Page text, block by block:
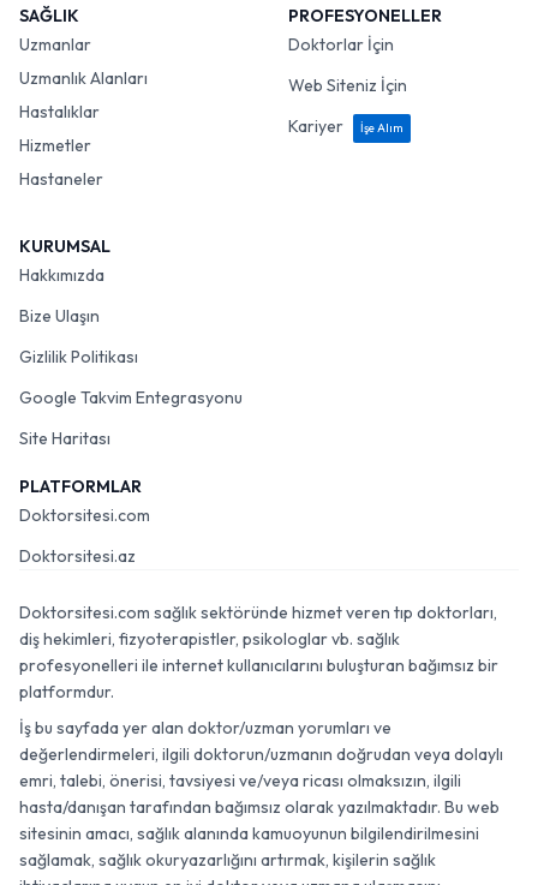
SAĞLIK
Uzmanlar
Uzmanlık Alanları
Hastalıklar
Hizmetler
Hastaneler
PROFESYONELLER
Doktorlar İçin
Web Siteniz İçin
Kariyer
İşe Alım
KURUMSAL
Hakkımızda
Bize Ulaşın
Gizlilik Politikası
Google Takvim Entegrasyonu
Site Haritası
PLATFORMLAR
Doktorsitesi.com
Doktorsitesi.az
Doktorsitesi.com sağlık sektöründe hizmet veren tıp doktorları,
diş hekimleri, fizyoterapistler, psikologlar vb. sağlık
profesyonelleri ile internet kullanıcılarını buluşturan bağımsız bir
platformdur.
İş bu sayfada yer alan doktor/uzman yorumları ve
değerlendirmeleri, ilgili doktorun/uzmanın doğrudan veya dolaylı
emri, talebi, önerisi, tavsiyesi ve/veya ricası olmaksızın, ilgili
hasta/danışan tarafından bağımsız olarak yazılmaktadır. Bu web
sitesinin amacı, sağlık alanında kamuoyunun bilgilendirilmesini
sağlamak, sağlık okuryazarlığını artırmak, kişilerin sağlık